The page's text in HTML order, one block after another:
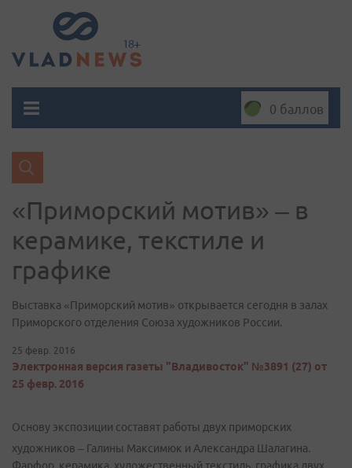
0 баллов
«Приморский мотив» – в
керамике, текстиле и
графике
Выставка «Приморский мотив» открывается сегодня в залах
Приморского отделения Союза художников России.
25 февр. 2016
Электронная версия газеты "Владивосток" №3891 (27) от
25 февр. 2016
Основу экспозиции составят работы двух приморских
художников – Галины Максимюк и Александра Шалагина.